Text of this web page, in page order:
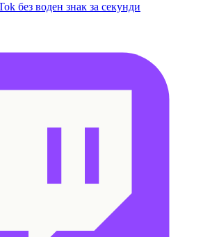
без воден знак за секунди